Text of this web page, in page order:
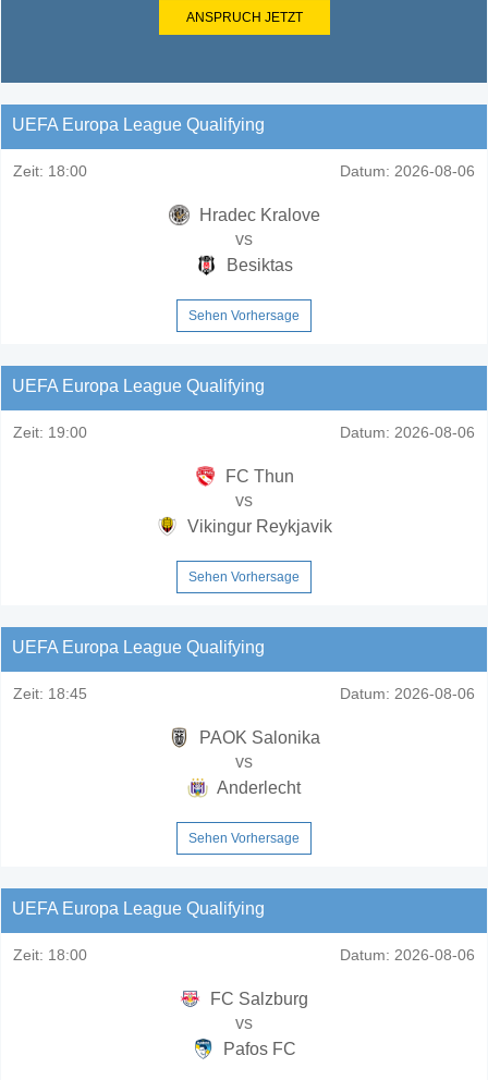
ANSPRUCH JETZT
UEFA Europa League Qualifying
Zeit: 18:00 Datum: 2026-08-06
Hradec Kralove
vs
Besiktas
Sehen Vorhersage
UEFA Europa League Qualifying
Zeit: 19:00 Datum: 2026-08-06
FC Thun
vs
Vikingur Reykjavik
Sehen Vorhersage
UEFA Europa League Qualifying
Zeit: 18:45 Datum: 2026-08-06
PAOK Salonika
vs
Anderlecht
Sehen Vorhersage
UEFA Europa League Qualifying
Zeit: 18:00 Datum: 2026-08-06
FC Salzburg
vs
Pafos FC